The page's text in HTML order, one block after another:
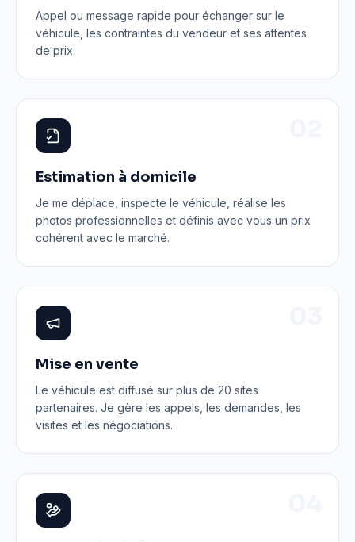
Appel ou message rapide pour échanger sur le
véhicule, les contraintes du vendeur et ses attentes
de prix.
Estimation à domicile
Je me déplace, inspecte le véhicule, réalise les
photos professionnelles et définis avec vous un prix
cohérent avec le marché.
Mise en vente
Le véhicule est diffusé sur plus de 20 sites
partenaires. Je gère les appels, les demandes, les
visites et les négociations.